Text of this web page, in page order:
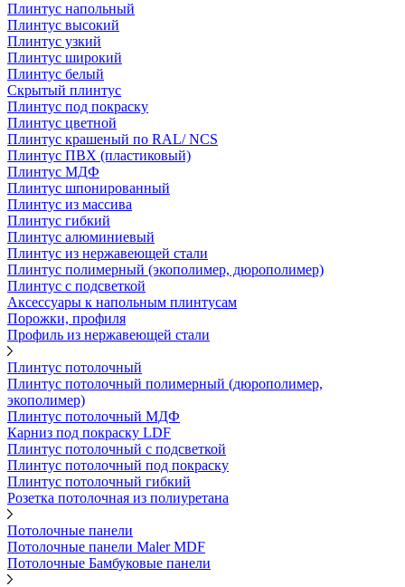
Плинтус напольный
Плинтус высокий
Плинтус узкий
Плинтус широкий
Плинтус белый
Скрытый плинтус
Плинтус под покраску
Плинтус цветной
Плинтус крашеный по RAL/ NCS
Плинтус ПВХ (пластиковый)
Плинтус МДФ
Плинтус шпонированный
Плинтус из массива
Плинтус гибкий
Плинтус алюминиевый
Плинтус из нержавеющей стали
Плинтус полимерный (экополимер, дюрополимер)
Плинтус с подсветкой
Аксессуары к напольным плинтусам
Порожки, профиля
Профиль из нержавеющей стали
Плинтус потолочный
Плинтус потолочный полимерный (дюрополимер,
экополимер)
Плинтус потолочный МДФ
Карниз под покраску LDF
Плинтус потолочный с подсветкой
Плинтус потолочный под покраску
Плинтус потолочный гибкий
Розетка потолочная из полиуретана
Потолочные панели
Потолочные панели Maler MDF
Потолочные Бамбуковые панели